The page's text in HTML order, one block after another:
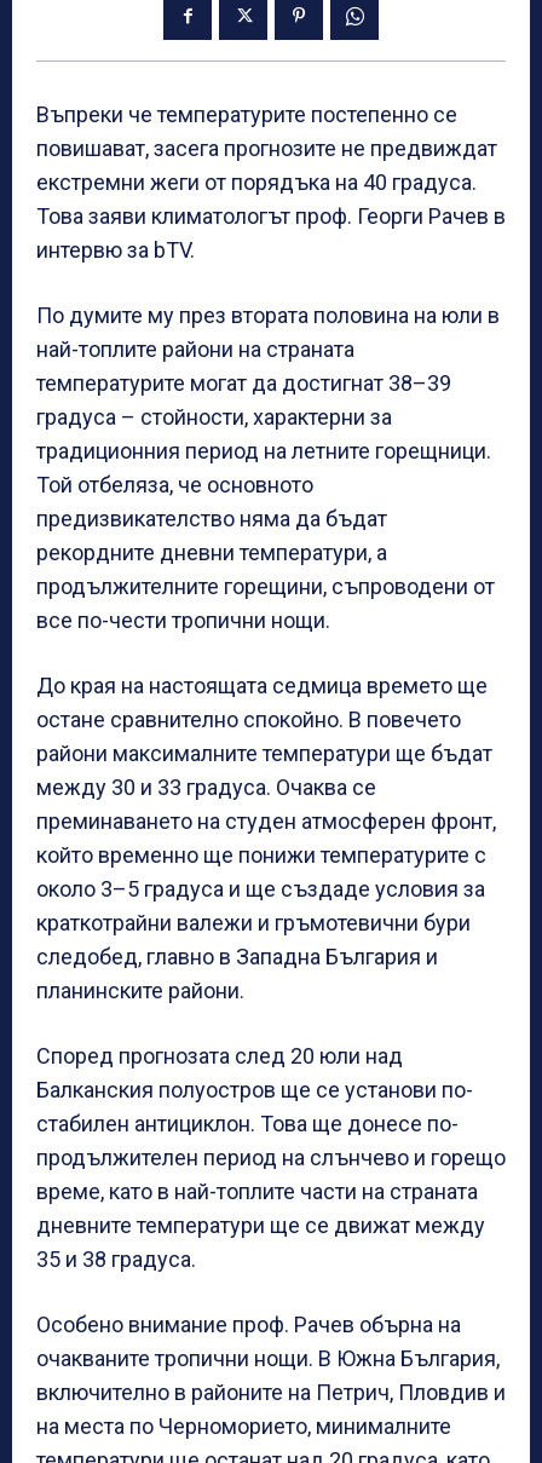
Въпреки че температурите постепенно се
повишават, засега прогнозите не предвиждат
екстремни жеги от порядъка на 40 градуса.
Това заяви климатологът проф. Георги Рачев в
интервю за bTV.
По думите му през втората половина на юли в
най-топлите райони на страната
температурите могат да достигнат 38–39
градуса – стойности, характерни за
традиционния период на летните горещници.
Той отбеляза, че основното
предизвикателство няма да бъдат
рекордните дневни температури, а
продължителните горещини, съпроводени от
все по-чести тропични нощи.
До края на настоящата седмица времето ще
остане сравнително спокойно. В повечето
райони максималните температури ще бъдат
между 30 и 33 градуса. Очаква се
преминаването на студен атмосферен фронт,
който временно ще понижи температурите с
около 3–5 градуса и ще създаде условия за
краткотрайни валежи и гръмотевични бури
следобед, главно в Западна България и
планинските райони.
Според прогнозата след 20 юли над
Балканския полуостров ще се установи по-
стабилен антициклон. Това ще донесе по-
продължителен период на слънчево и горещо
време, като в най-топлите части на страната
дневните температури ще се движат между
35 и 38 градуса.
Особено внимание проф. Рачев обърна на
очакваните тропични нощи. В Южна България,
включително в районите на Петрич, Пловдив и
на места по Черноморието, минималните